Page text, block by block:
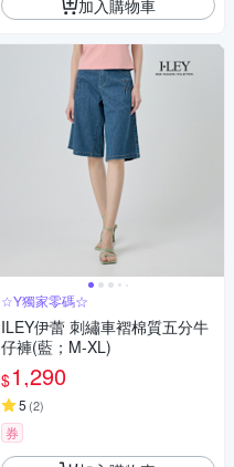
加入購物車
☆Y獨家零碼☆
ILEY伊蕾 刺繡車褶棉質五分牛
仔褲(藍；M-XL)
$1,290
5 (2)
券